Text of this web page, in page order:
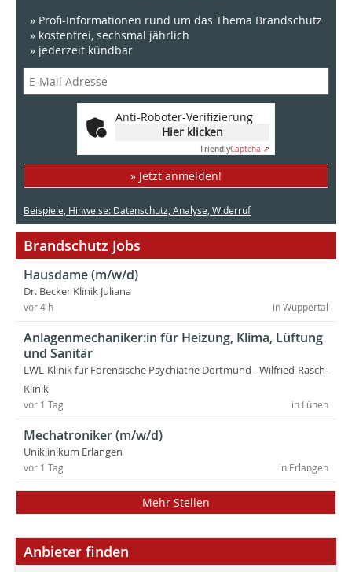
» Profi-Informationen rund um das Thema Brandschutz
» kostenfrei, sechsmal jährlich
» jederzeit kündbar
Anti-Roboter-Verifizierung
Hier klicken
FriendlyCaptcha ⇗
» Jetzt anmelden!
Beispiele, Hinweise: Datenschutz, Analyse, Widerruf
Brandschutz Jobs
Hausdame (m/w/d)
Dr. Becker Klinik Juliana
in Wuppertal
vor 4 h
Anlagenmechaniker:in für Heizung, Klima, Lüftung
und Sanitär
LWL-Klinik für Forensische Psychiatrie Dortmund - Wilfried-Rasch-
Klinik
in Lünen
vor 1 Tag
Mechatroniker (m/w/d)
Uniklinikum Erlangen
in Erlangen
vor 1 Tag
Mehr Stellen
Anbieter finden